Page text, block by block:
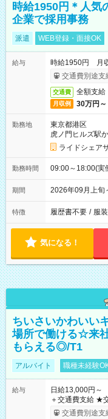
時給1950円＊人気
企業で採用事務
派遣 WEB登録・面接OK
給与
時給1950円 月
交通費別途支
交通費 全額支給
月収例 30万円～
勤務地
東京都港区
虎ノ門ヒルズ駅
ライドシェア
勤務時間 09:00～18:00(
期間 2026年09月上
特徴 履歴書不要 / 服
気になる！
ちいさいかわいい
場所で働ける☆来
もらえる◎/T1
アルバイト 職種未経験
給与
日給13,000円～
＋交通費支給 ★交通費全額支給！ ┗案件により規定あり ★日払
いOK！（規定
交通費別途支